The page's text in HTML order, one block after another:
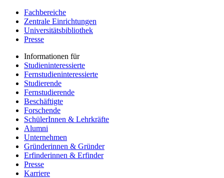
Fachbereiche
Zentrale Einrichtungen
Universitätsbibliothek
Presse
Informationen für
Studieninteressierte
Fernstudieninteressierte
Studierende
Fernstudierende
Beschäftigte
Forschende
SchülerInnen & Lehrkräfte
Alumni
Unternehmen
Gründerinnen & Gründer
Erfinderinnen & Erfinder
Presse
Karriere